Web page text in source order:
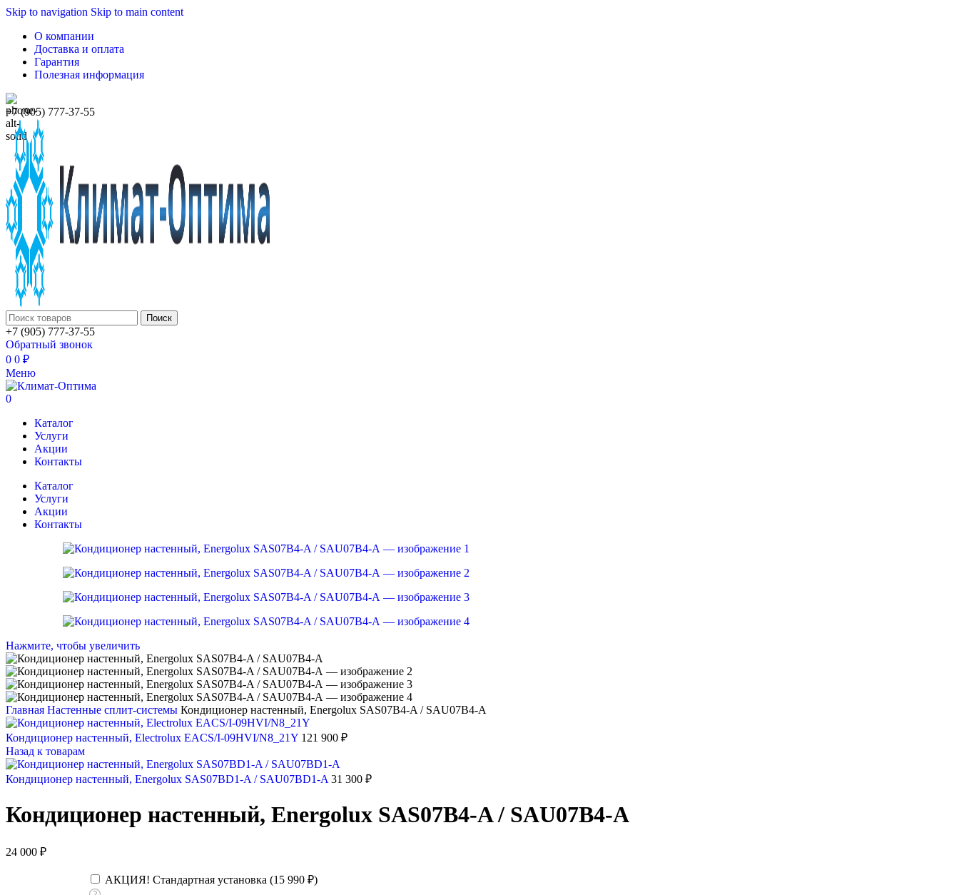
Skip to navigation Skip to main content
О компании
Доставка и оплата
Гарантия
Полезная информация
+7 (905) 777-37-55
Поиск
+7 (905) 777-37-55
Обратный звонок
0 0 ₽
Меню
0
Каталог
Услуги
Акции
Контакты
Каталог
Услуги
Акции
Контакты
Нажмите, чтобы увеличить
Главная Настенные сплит-системы Кондиционер настенный, Energolux SAS07B4-A / SAU07B4-A
Кондиционер настенный, Electrolux EACS/I-09HVI/N8_21Y 121 900 ₽
Назад к товарам
Кондиционер настенный, Energolux SAS07BD1-A / SAU07BD1-A 31 300 ₽
Кондиционер настенный, Energolux SAS07B4-A / SAU07B4-A
24 000 ₽
АКЦИЯ! Стандартная установка (15 990 ₽)